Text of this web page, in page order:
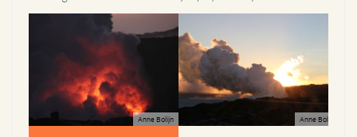
Anne Bolijn Anne Bolijn